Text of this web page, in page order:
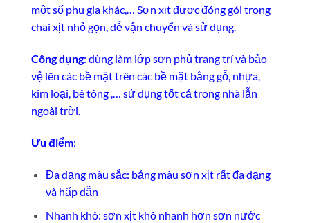
một số phụ gia khác,… Sơn xịt được đóng gói trong
chai xịt nhỏ gọn, dễ vận chuyển và sử dụng.
Công dụng: dùng làm lớp sơn phủ trang trí và bảo
vệ lên các bề mặt trên các bề mặt bằng gỗ, nhựa,
kim loại, bê tông ,… sử dụng tốt cả trong nhà lẫn
ngoài trời.
Ưu điểm:
Đa dạng màu sắc: bảng màu sơn xịt rất đa dạng
và hấp dẫn
Nhanh khô: sơn xịt khô nhanh hơn sơn nước